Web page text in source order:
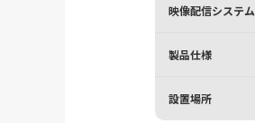
映像配信システム
製品仕様
設置場所